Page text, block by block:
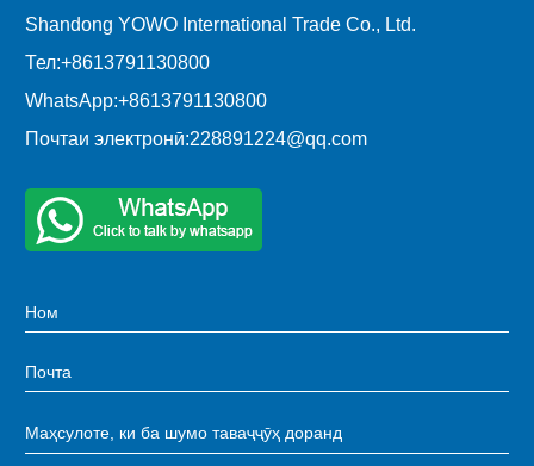
Shandong YOWO International Trade Co., Ltd.
Тел:+8613791130800
WhatsApp:+8613791130800
Почтаи электронӣ:228891224@qq.com